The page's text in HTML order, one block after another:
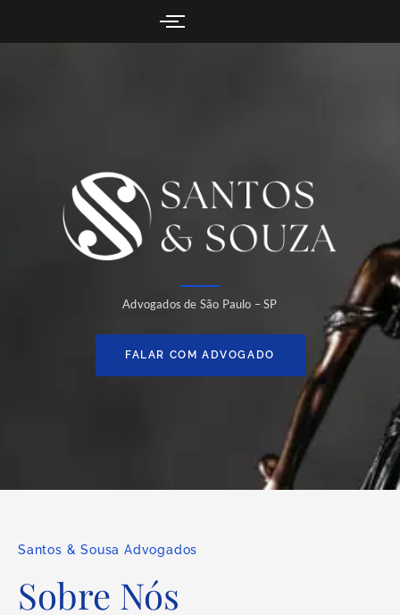
Advogados de São Paulo – SP
FALAR COM ADVOGADO
Santos & Sousa Advogados
Sobre Nós